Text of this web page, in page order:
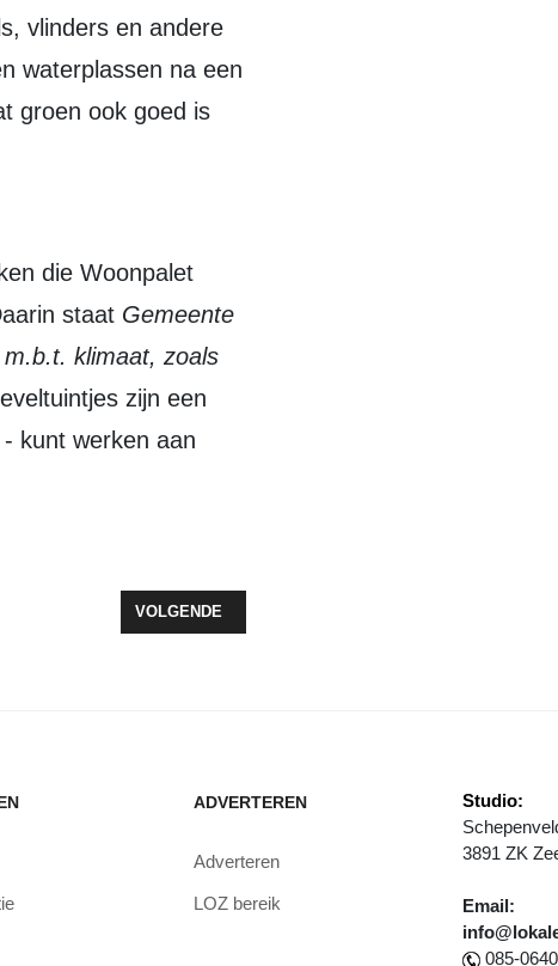
vlinders en andere
waterplassen na een
groen ook goed is
die Woonpalet
staat Gemeente
klimaat, zoals
zijn een
kunt werken aan
OP 25 SEPTEMBERVOLGENDE ARTIKEL: EERSTE BLAUWE
VOLGENDE
ADVERTEREN
Adverteren
LOZ bereik
Studio:
3891 ZK
Email:
085-